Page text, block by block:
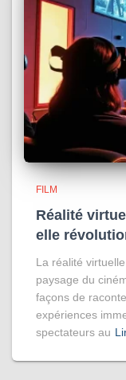
FILM
Réalité
elle
La réalité
paysage du
façons de
expériences
spectateurs au